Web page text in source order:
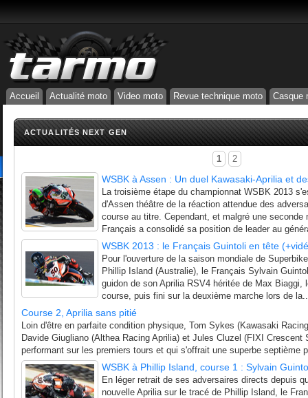
Accueil Actualité moto Video moto Revue technique moto Casque
ACTUALITÉS NEXT GEN
1 2
WSBK à Assen : Un duel Kawasaki-Aprilia et
La troisième étape du championnat WSBK 2013
d'Assen théâtre de la réaction attendue des
course au titre. Cependant, et malgré une seconde
Français a consolidé sa position de leader au
WSBK 2013 : le Français Guintoli en tête
Pour l'ouverture de la saison mondiale de
Phillip Island (Australie), le Français Sylvain
guidon de son Aprilia RSV4 héritée de Max Biaggi,
course, puis fini sur la deuxième marche lors de
Course 2, Aprilia sans pitié
Loin d'être en parfaite condition physique, Tom Sykes (Kawasaki
Davide Giugliano (Althea Racing Aprilia) et Jules Cluzel (FIXI Crescent
performant sur les premiers tours et qui s'offrait une superbe septième
WSBK à Phillip Island, course 1 : Sylvain
En léger retrait de ses adversaires directs depuis
nouvelle Aprilia sur le tracé de Phillip Island, le